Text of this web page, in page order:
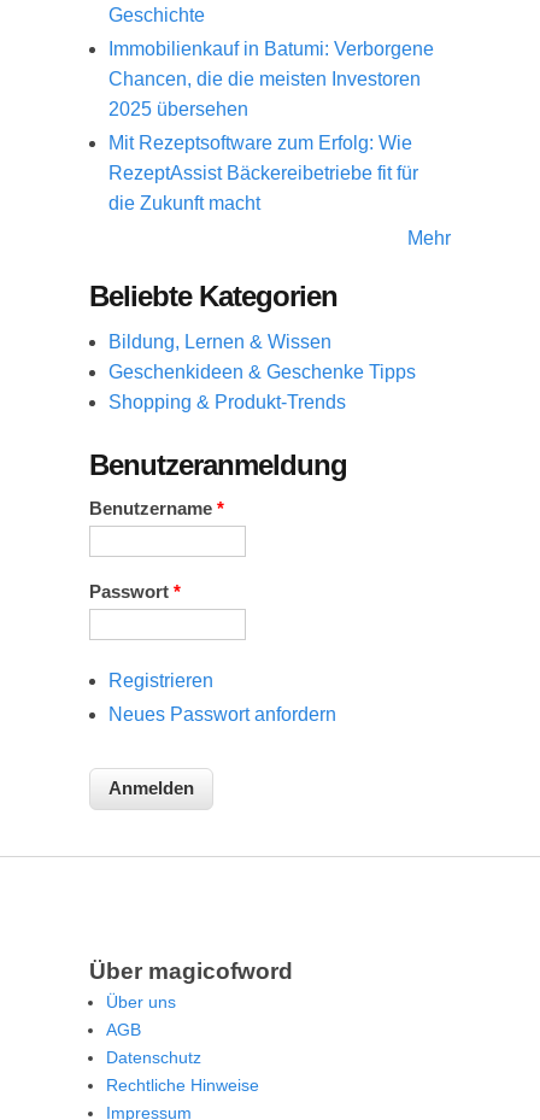
Geschichte
Immobilienkauf in Batumi: Verborgene
Chancen, die die meisten Investoren
2025 übersehen
Mit Rezeptsoftware zum Erfolg: Wie
RezeptAssist Bäckereibetriebe fit für
die Zukunft macht
Mehr
Beliebte Kategorien
Bildung, Lernen & Wissen
Geschenkideen & Geschenke Tipps
Shopping & Produkt-Trends
Benutzeranmeldung
Benutzername *
Passwort *
Registrieren
Neues Passwort anfordern
Über magicofword
Über uns
AGB
Datenschutz
Rechtliche Hinweise
Impressum